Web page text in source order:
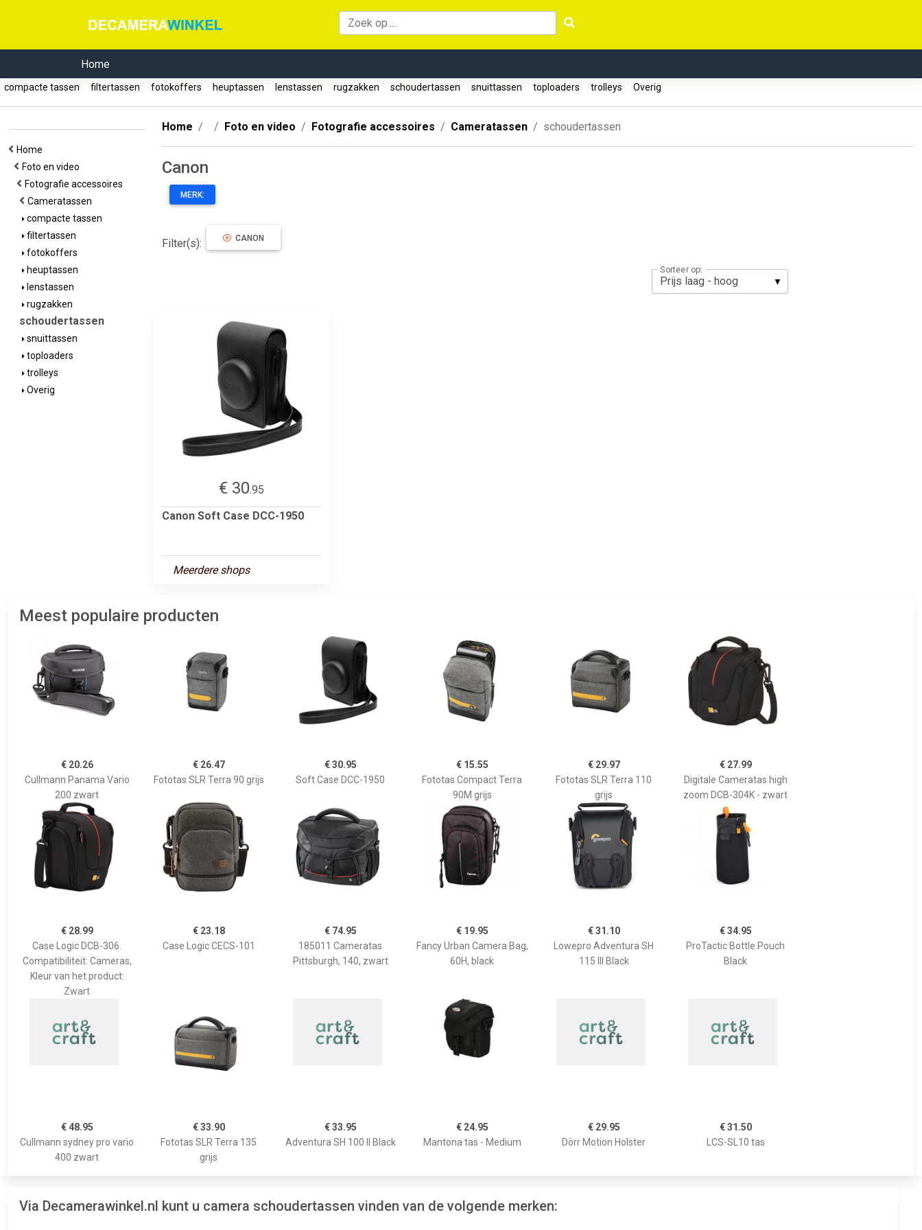
Home
compacte tassen filtertassen fotokoffers heuptassen lenstassen rugzakken schoudertassen snuittassen toploaders trolleys Overig
Home
Foto en video
Fotografie accessoires
Cameratassen
compacte tassen
filtertassen
fotokoffers
heuptassen
lenstassen
rugzakken
schoudertassen
snuittassen
toploaders
trolleys
Overig
Home Foto en video Fotografie accessoires Cameratassen schoudertassen
Canon
MERK:
Filter(s): CANON
Sorteer op:
€ 30.95
Canon Soft Case DCC-1950
Meerdere shops
Meest populaire producten
€ 20.26
Cullmann Panama Vario
200 zwart
€ 26.47
Fototas SLR Terra 90 grijs
€ 30.95
Soft Case DCC-1950
€ 15.55
Fototas Compact Terra
90M grijs
€ 29.97
Fototas SLR Terra 110
grijs
€ 27.99
Digitale Cameratas high
zoom DCB-304K - zwart
€ 28.99
Case Logic DCB-306.
Compatibiliteit: Cameras,
Kleur van het product:
Zwart
€ 23.18
Case Logic CECS-101
€ 74.95
185011 Cameratas
Pittsburgh, 140, zwart
€ 19.95
Fancy Urban Camera Bag,
60H, black
€ 31.10
Lowepro Adventura SH
115 III Black
€ 34.95
ProTactic Bottle Pouch
Black
€ 48.95
Cullmann sydney pro vario
400 zwart
€ 33.90
Fototas SLR Terra 135
grijs
€ 33.95
Adventura SH 100 II Black
€ 24.95
Mantona tas - Medium
€ 29.95
Dörr Motion Holster
€ 31.50
LCS-SL10 tas
Via Decamerawinkel.nl kunt u camera schoudertassen vinden van de volgende merken: